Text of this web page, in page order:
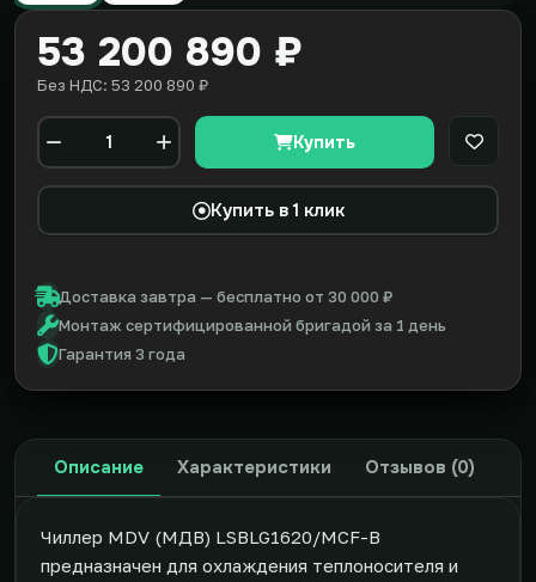
53 200 890 ₽
Без НДС: 53 200 890 ₽
Количество
Купить В
Купить в 1 клик
Доставка завтра — бесплатно от 30 000 ₽
Монтаж сертифицированной бригадой за 1 день
Гарантия 3 года
Описание Характеристики Отзывов (0)
Чиллер MDV (МДВ) LSBLG1620/MCF-B
предназначен для охлаждения теплоносителя и